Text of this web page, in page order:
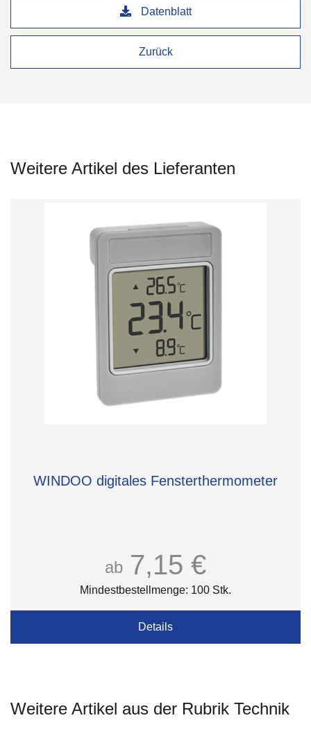
Zurück
Datenblatt
Weitere Artikel des Lieferanten
WINDOO digitales Fensterthermometer
ab 7,15 €
Mindestbestellmenge: 100 Stk.
Details
Weitere Artikel aus der Rubrik Technik